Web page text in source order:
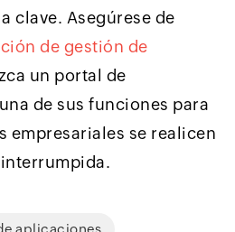
clave. Asegúrese de
de gestión de
un portal de
de sus funciones para
empresariales se realicen